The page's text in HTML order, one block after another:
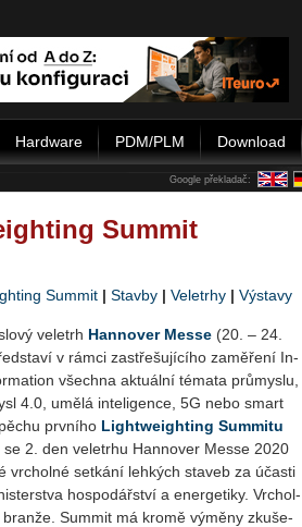
Hardware PDM/PLM Download
Google překladač:
Summit
Summit | Stavby | Veletrhy | Výstavy
ve­letrh Han­no­ver Messe (20. – 24.
v rámci za­střešu­jí­cí­ho za­mě­ře­ní In­
všech­na ak­tu­ál­ní té­ma­ta prů­mys­lu,
4.0, umělá in­te­li­gen­ce, 5G nebo smart
prv­ní­ho Li­gh­twei­ghting Summitu
2. den ve­letr­hu Han­no­ver Messe 2020
vr­chol­né se­tká­ní leh­kých sta­veb za účas­ti
hos­po­dář­ství a ener­ge­ti­ky. Vr­chol­
Sum­mit má kromě vý­mě­ny zku­še­